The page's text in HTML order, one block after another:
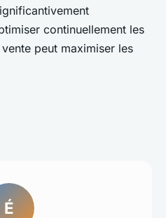
continuellement les
peut maximiser les
É